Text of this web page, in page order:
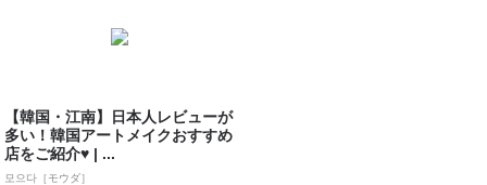
【韓国・江南】日本人レビューが
多い！韓国アートメイクおすすめ
店をご紹介♥ | ...
모으다［モウダ］